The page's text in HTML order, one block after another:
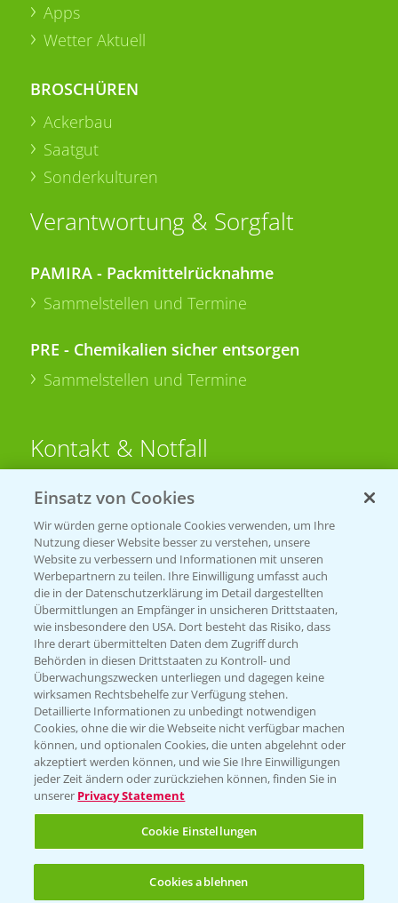
Apps
Wetter Aktuell
BROSCHÜREN
Ackerbau
Saatgut
Sonderkulturen
Verantwortung & Sorgfalt
PAMIRA - Packmittelrücknahme
Sammelstellen und Termine
PRE - Chemikalien sicher entsorgen
Sammelstellen und Termine
Kontakt & Notfall
Beratung auf WhatsApp
T.+49 (0)174 346 564 1
KONTAKT
Hilfe in Notfällen
T.+49 (0)214/30-20220
Folgen Sie uns
Einsatz von Cookies
Wir würden gerne optionale Cookies verwenden, um Ihre
Nutzung dieser Website besser zu verstehen, unsere
Website zu verbessern und Informationen mit unseren
Werbepartnern zu teilen. Ihre Einwilligung umfasst auch
die in der Datenschutzerklärung im Detail dargestellten
Übermittlungen an Empfänger in unsicheren Drittstaaten,
wie insbesondere den USA. Dort besteht das Risiko, dass
Ihre derart übermittelten Daten dem Zugriff durch
Behörden in diesen Drittstaaten zu Kontroll- und
Überwachungszwecken unterliegen und dagegen keine
wirksamen Rechtsbehelfe zur Verfügung stehen.
Detaillierte Informationen zu unbedingt notwendigen
Cookies, ohne die wir die Webseite nicht verfügbar machen
können, und optionalen Cookies, die unten abgelehnt oder
akzeptiert werden können, und wie Sie Ihre Einwilligungen
jeder Zeit ändern oder zurückziehen können, finden Sie in
unserer Privacy Statement
Cookie Einstellungen
Cookies ablehnen